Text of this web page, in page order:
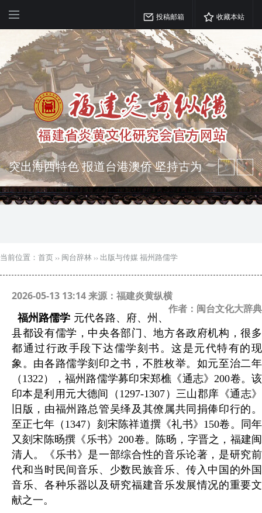
投稿邮箱 收藏本站
突出海西特色 报道台港澳侨 坚持古为
今用 力求雅俗共赏
弘扬优秀文化 振奋民族精神 介绍民族
当前位置： 首页 ›› 闽台辞林 ›› 出版与传媒 福州路儒学
2026-05-13 13:14 来源：福建炎黄纵横
作者：闽台文化大辞典
福州路儒学 元代各路、府、州、
县都设有儒学，中央各部门、地方各政府机构，很多
都通过行政手段下达儒学刻书。这是元代特有的现
象。由各路儒学刻印之书，不胜枚举。如元至治二年
（ 1322 ），福州路儒学募印宋郑樵《通志》200卷。该
印本是利用元大德间（ 1297-1307 ）三山郡庠《通志》
旧版，由福州路总管吴绎及其僚属共同捐俸印行的。
至正七年（ 1347）刻宋陈祥道撰《礼书》 150卷。同年
又刻宋陈旸撰《乐书》200卷。陈旸，字晋之，福建闽
清人。《乐书》是一部综合性的音乐论著，是研究前
代和当时民间音乐、少数民族音乐、传入中国的外国
音乐、各种乐器以及研究福建音乐发展情况的重要文
献之一。